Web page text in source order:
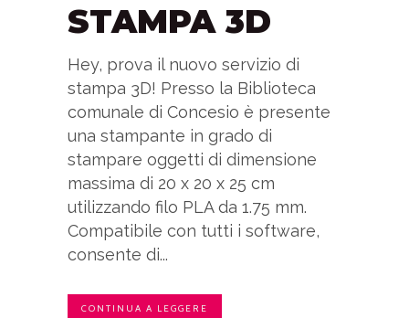
STAMPA 3D
Hey, prova il nuovo servizio di
stampa 3D! Presso la Biblioteca
comunale di Concesio è presente
una stampante in grado di
stampare oggetti di dimensione
massima di 20 x 20 x 25 cm
utilizzando filo PLA da 1.75 mm.
Compatibile con tutti i software,
consente di...
CONTINUA A LEGGERE